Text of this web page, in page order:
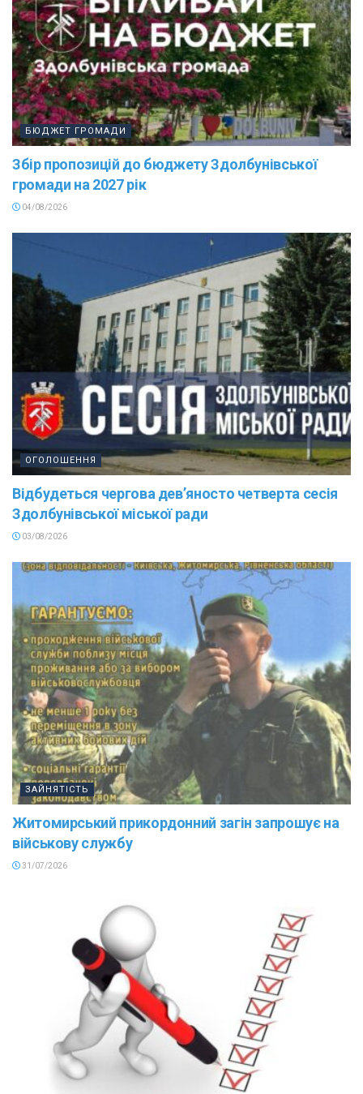
БЮДЖЕТ ГРОМАДИ
Збір пропозицій до бюджету Здолбунівської
громади на 2027 рік
04/08/2026
ОГОЛОШЕННЯ
Відбудеться чергова дев’яносто четверта сесія
Здолбунівської міської ради
03/08/2026
ЗАЙНЯТІСТЬ
Житомирський прикордонний загін запрошує на
військову службу
31/07/2026